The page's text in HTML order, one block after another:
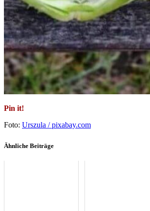
Pin it!
Foto: Urszula / pixabay.com
Ähnliche Beiträge